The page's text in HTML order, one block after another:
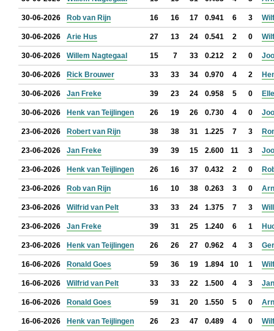
30-06-2026 Rob van Rijn 16 16 17 0.941 6 3
30-06-2026 Arie Hus 27 13 24 0.541 2 0
30-06-2026 Willem Nagtegaal 15 7 33 0.212 2 0
30-06-2026 Rick Brouwer 33 33 34 0.970 4 2
30-06-2026 Jan Freke 39 23 24 0.958 5 0
30-06-2026 Henk van Teijlingen 26 19 26 0.730 4 0
23-06-2026 Robert van Rijn 38 38 31 1.225 7 3
23-06-2026 Jan Freke 39 39 15 2.600 11 3
23-06-2026 Henk van Teijlingen 26 16 37 0.432 2 0
23-06-2026 Rob van Rijn 16 10 38 0.263 3 0
23-06-2026 Wilfrid van Pelt 33 33 24 1.375 7 3
23-06-2026 Jan Freke 39 31 25 1.240 6 1
23-06-2026 Henk van Teijlingen 26 26 27 0.962 4 3
16-06-2026 Ronald Goes 59 36 19 1.894 10 1
16-06-2026 Wilfrid van Pelt 33 33 22 1.500 4 3
16-06-2026 Ronald Goes 59 31 20 1.550 5 0
16-06-2026 Henk van Teijlingen 26 23 47 0.489 4 0